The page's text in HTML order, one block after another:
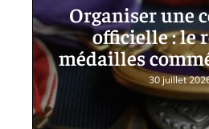
Organiser une
officielle : le
médailles
30 juillet